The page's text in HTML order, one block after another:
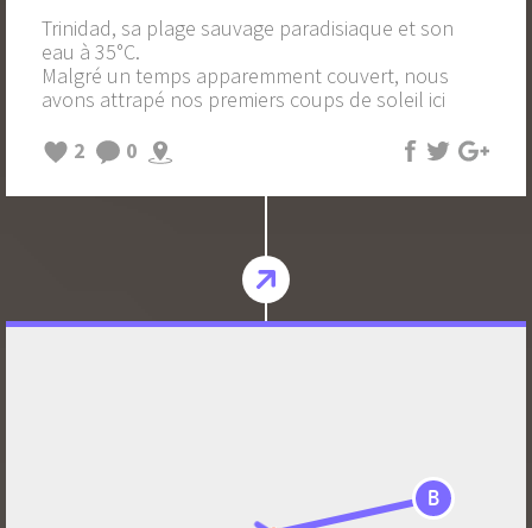
Trinidad, sa plage sauvage paradisiaque et son
eau à 35°C.
Malgré un temps apparemment couvert, nous
avons attrapé nos premiers coups de soleil ici
2
0
B